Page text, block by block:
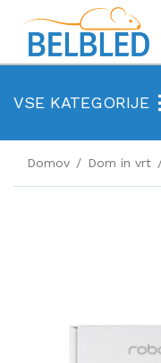
VSE KATEGORIJE
Domov Dom in vrt